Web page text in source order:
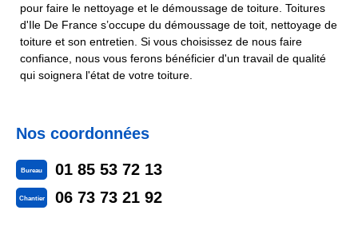
pour faire le nettoyage et le démoussage de toiture. Toitures
d'Ile De France s’occupe du démoussage de toit, nettoyage de
toiture et son entretien. Si vous choisissez de nous faire
confiance, nous vous ferons bénéficier d'un travail de qualité
qui soignera l'état de votre toiture.
Nos coordonnées
Bureau 01 85 53 72 13
Chantier 06 73 73 21 92